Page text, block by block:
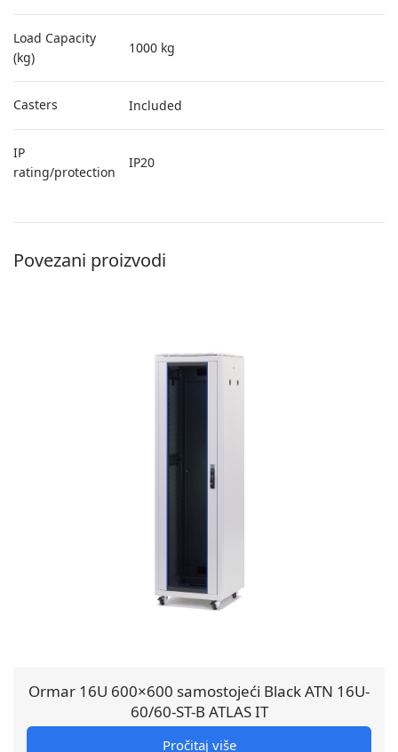
Load Capacity
(kg)
1000 kg
Casters Included
IP
rating/protection
IP20
Povezani proizvodi
Ormar 16U 600×600 samostojeći Black ATN 16U-
60/60-ST-B ATLAS IT
Pročitaj više